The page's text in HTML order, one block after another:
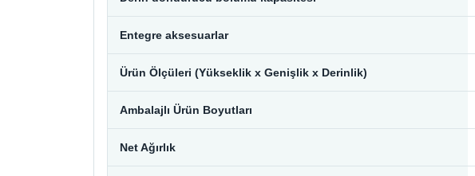
Entegre aksesuarlar
Ürün Ölçüleri (Yükseklik x Genişlik x Derinlik)
Ambalajlı Ürün Boyutları
Net Ağırlık